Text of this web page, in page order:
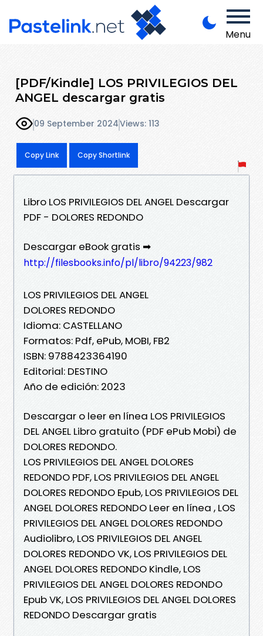
Menu
[PDF/Kindle] LOS PRIVILEGIOS DEL
ANGEL descargar gratis
09 September 2024Views: 113
Copy Link Copy Shortlink
Libro LOS PRIVILEGIOS DEL ANGEL Descargar
PDF - DOLORES REDONDO
Descargar eBook gratis ➡
http://filesbooks.info/pl/libro/94223/982
LOS PRIVILEGIOS DEL ANGEL
DOLORES REDONDO
Idioma: CASTELLANO
Formatos: Pdf, ePub, MOBI, FB2
ISBN: 9788423364190
Editorial: DESTINO
Año de edición: 2023
Descargar o leer en línea LOS PRIVILEGIOS
DEL ANGEL Libro gratuito (PDF ePub Mobi) de
DOLORES REDONDO.
LOS PRIVILEGIOS DEL ANGEL DOLORES
REDONDO PDF, LOS PRIVILEGIOS DEL ANGEL
DOLORES REDONDO Epub, LOS PRIVILEGIOS DEL
ANGEL DOLORES REDONDO Leer en línea , LOS
PRIVILEGIOS DEL ANGEL DOLORES REDONDO
Audiolibro, LOS PRIVILEGIOS DEL ANGEL
DOLORES REDONDO VK, LOS PRIVILEGIOS DEL
ANGEL DOLORES REDONDO Kindle, LOS
PRIVILEGIOS DEL ANGEL DOLORES REDONDO
Epub VK, LOS PRIVILEGIOS DEL ANGEL DOLORES
REDONDO Descargar gratis